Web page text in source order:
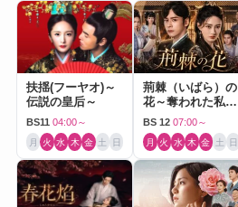
扶揺(フーヤオ)～
伝説の皇后～
BS11 04:00～
月 火 水 木 金 土 日
荊棘（いばら）の
花～奪われた私～
（中国ドラマ）
BS 12 07:00～
月 火 水 木 金 土 日